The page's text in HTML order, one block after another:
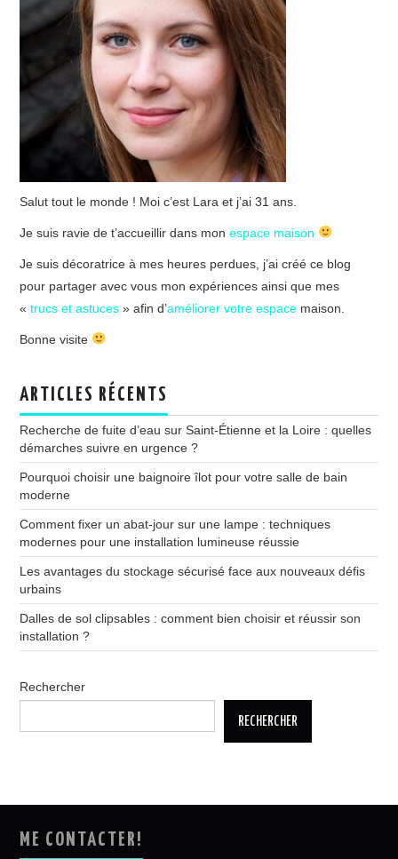
Salut tout le monde ! Moi c’est Lara et j’ai 31 ans.
Je suis ravie de t’accueillir dans monespace maison
Je suis décoratrice à mes heures perdues, j’ai créé ce blog
pour partager avec vous mon expériences ainsi que mes
«trucs et astuces » afin d’améliorer votre espace maison.
Bonne visite
ARTICLES RÉCENTS
Recherche de fuite d’eau sur Saint-Étienne et la Loire : quelles
démarches suivre en urgence ?
Pourquoi choisir une baignoire îlot pour votre salle de bain
moderne
Comment fixer un abat-jour sur une lampe : techniques
modernes pour une installation lumineuse réussie
Les avantages du stockage sécurisé face aux nouveaux défis
urbains
Dalles de sol clipsables : comment bien choisir et réussir son
installation ?
Rechercher
RECHERCHER
ME CONTACTER!